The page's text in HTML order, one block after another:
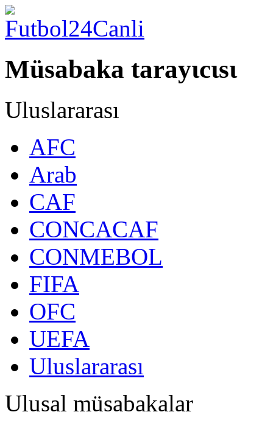
Müsabaka tarayιcιsι
Uluslararası
AFC
Arab
CAF
CONCACAF
CONMEBOL
FIFA
OFC
UEFA
Uluslararası
Ulusal müsabakalar